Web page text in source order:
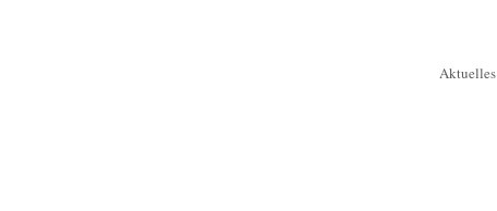
Aktuelles